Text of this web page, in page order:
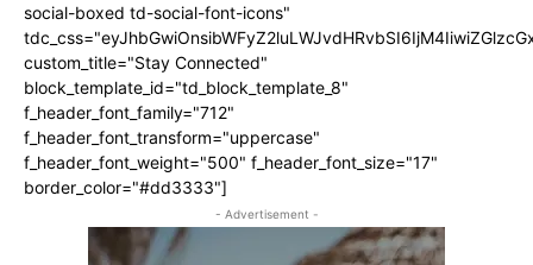
social-boxed td-social-font-icons"
custom_title="Stay Connected"
block_template_id="td_block_template_8"
f_header_font_family="712"
f_header_font_transform="uppercase"
f_header_font_weight="500" f_header_font_size="17"
border_color="#dd3333"]
- Advertisement -